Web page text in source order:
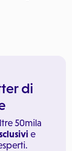
di
50mila
e